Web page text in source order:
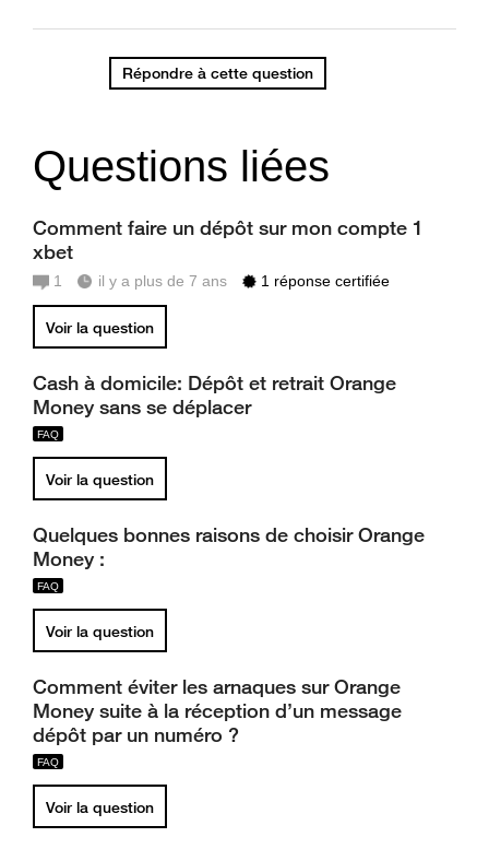
Répondre à cette question
Questions liées
Comment faire un dépôt sur mon compte 1
xbet
1 il y a plus de 7 ans 1 réponse certifiée
Voir la question
Cash à domicile: Dépôt et retrait Orange
Money sans se déplacer
Voir la question
Quelques bonnes raisons de choisir Orange
Money :
Voir la question
Comment éviter les arnaques sur Orange
Money suite à la réception d’un message
dépôt par un numéro ?
Voir la question